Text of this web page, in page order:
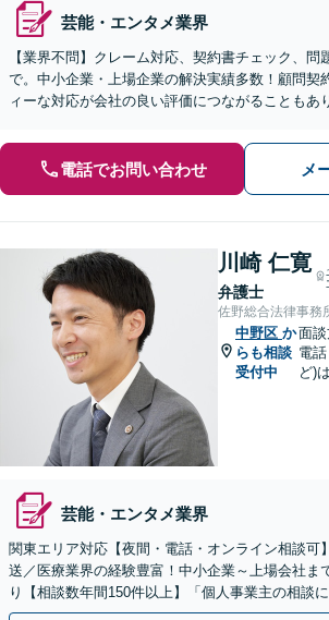
芸能・エンタメ業界
【業界不問】クレーム対応、契約書チェック、問
で。中小企業・上場企業の解決実績多数！顧問契
ィーな対応が会社の良い評価につながることもあ
電話でお問い合わせ メ
川崎 仁寛
弁護士
佐野総合法律事務
中野区 か
らも相談
受付中
面談
電
ど)
芸能・エンタメ業界
関東エリア対応【夜間・電話・オンライン相談可
送／医療業界の経験豊富！中小企業～上場会社ま
り【相談数年間150件以上】「個人事業主の相談
顧問プランをご用意／従業員・ご家族様の無料相